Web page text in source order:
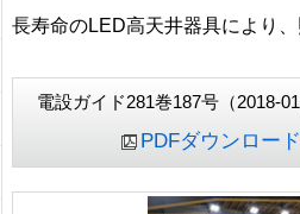
長寿命のLED高天井器具により、
電設ガイド281巻187号（2018-
PDFダウンロード